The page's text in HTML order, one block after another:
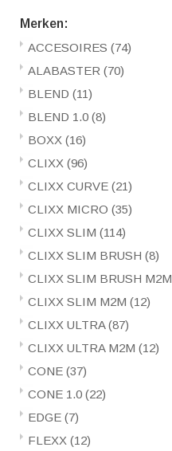
Merken:
ACCESOIRES (74)
ALABASTER (70)
BLEND (11)
BLEND 1.0 (8)
BOXX (16)
CLIXX (96)
CLIXX CURVE (21)
CLIXX MICRO (35)
CLIXX SLIM (114)
CLIXX SLIM BRUSH (8)
CLIXX SLIM BRUSH M2M
CLIXX SLIM M2M (12)
CLIXX ULTRA(87)
CLIXX ULTRA M2M (12)
CONE (37)
CONE 1.0 (22)
EDGE (7)
FLEXX (12)